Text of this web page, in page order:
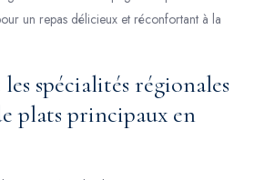
un repas délicieux et réconfortant à la
spécialités régionales
plats principaux en